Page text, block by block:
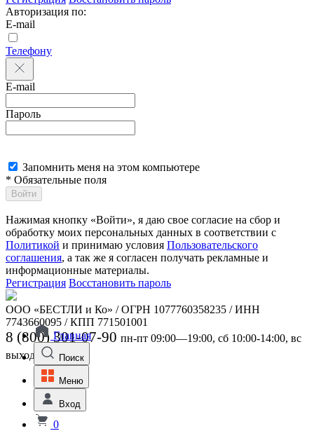
Авторизация по:
E-mail
Телефону
E-mail
Пароль
Запомнить меня на этом компьютере
* Обязательные поля
Войти
Нажимая кнопку «Войти», я даю свое согласие на сбор и
обработку моих персональных данных в соответствии с
Политикой и принимаю условия Пользовательского
соглашения, а так же я согласен получать рекламные и
информационные материалы.
Регистрация Восстановить пароль
ООО «БЕСТЛИ и Ко» / ОГРН 1077760358235 / ИНН
7743660095 / КПП 771501001
8 (800) 301-07-90 пн-пт 09:00—19:00, сб 10:00-14:00, вс
выходной
Главная
Поиск
Меню
Вход
0